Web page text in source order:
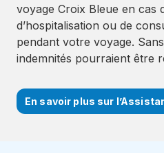
voyage Croix Bleue en cas
d’hospitalisation ou de
pendant votre voyage.
indemnités pourraient être
En savoir plus sur